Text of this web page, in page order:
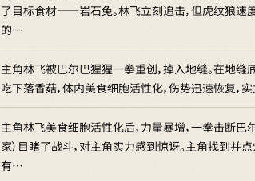
了目标食材——岩石兔。林飞立刻追击，但虎纹狼速
的…
主角林飞被巴尔巴猩猩一拳重创，掉入地缝。在地缝
吃下落香菇，体内美食细胞活性化，伤势迅速恢复，
主角林飞美食细胞活性化后，力量暴增，一拳击断巴
家）目睹了战斗，对主角实力感到惊讶。主角找到
有…